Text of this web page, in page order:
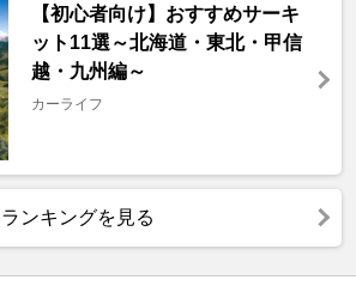
【初心者向け】おすすめサーキ
ット11選～北海道・東北・甲信
越・九州編～
カーライフ
ンキングを見る